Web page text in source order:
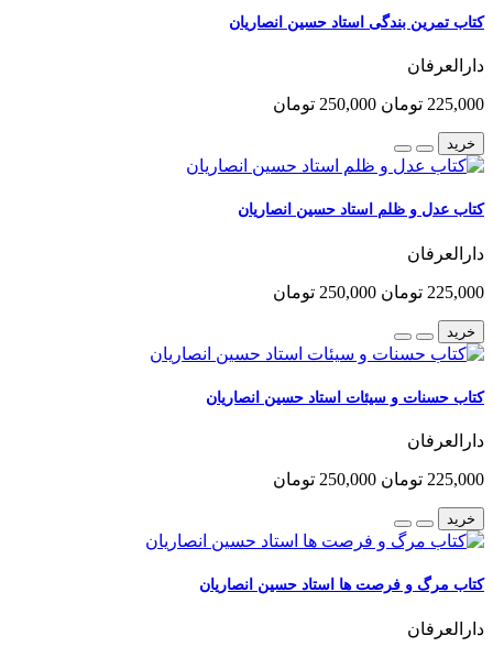
کتاب تمرین بندگی استاد حسین انصاریان
دارالعرفان
225,000 تومان 250,000 تومان
خرید
کتاب عدل و ظلم استاد حسین انصاریان
دارالعرفان
225,000 تومان 250,000 تومان
خرید
کتاب حسنات و سیئات استاد حسین انصاریان
دارالعرفان
225,000 تومان 250,000 تومان
خرید
کتاب مرگ و فرصت ها استاد حسین انصاریان
دارالعرفان